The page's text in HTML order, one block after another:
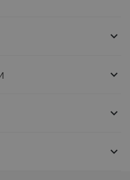



